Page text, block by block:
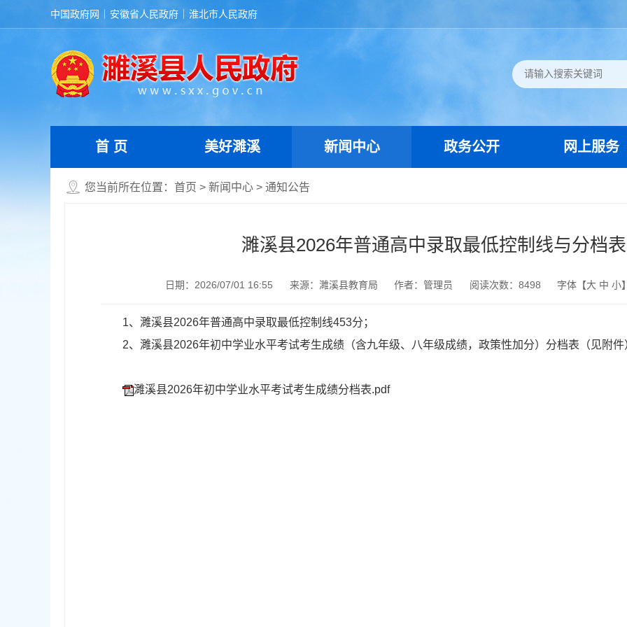
中国政府网 安徽省人民政府 淮北市人民政府
首 页 美好濉溪 新闻中心 政务公开 网上服务
您当前所在位置： 首页 > 新闻中心 > 通知公告
濉溪县2026年普通高中录取最低控制线与分档
日期：2026/07/01 16:55 来源：濉溪县教育局 作者：管理员 阅读次数： 8498 字体【大 中 小
1、濉溪县2026年普通高中录取最低控制线453分；
2、濉溪县2026年初中学业水平考试考生成绩（含九年级、八年级成绩，政策性加分）分档表（见附件
濉溪县2026年初中学业水平考试考生成绩分档表.pdf